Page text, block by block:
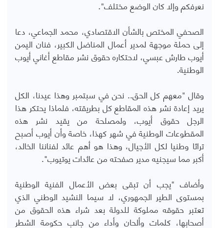
نعرفكم وإلا كان الوضع مختلف".
الصحفي المختص بالشأن الاقتصادي، محمد الجماعي، دعا
إلى حملة موجهة لمدير أعمال المناضل الكبير، فنان اليمن
أيوب طارش عبسي، لاحتكاره حقوق نشر مقاطع أغاني أيوب
الوطنية.
وقال "معهم كل الحق.. نحن في سبتمبر وهذا عيدنا، الكل
يريد إعادة نشر هذه المقاطع كل بطريقته، فلماذا يحتكر هذا
الرجل حقوق أيوب، ولمصلحة من يقيد نشر هذه
المقطوعات الوطنية في شهر كهذا، خاصة وأن أيوب أصبح
تراثا وطنيا لكل الأجيال، وهذا هو أهم عائد لفناننا الخالد،
أكبر مما سيجنيه مدير صفحته من عائدات يوتيوب".
وأضاف "يجب أن تبقى بعض الأعمال الفنية الوطنية
بمستوى الطير الجمهوري، لا سيما النشيد الوطني الذي
تعتبر حقوقه مملوكة للدولة بعد شراء هذه الحقوق من
أصحابها، كلمات وألحان وأداء من جانب حكومة الشطر